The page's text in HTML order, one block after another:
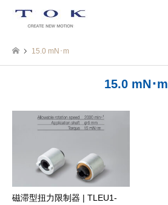
15.0 mN･m
15.0 mN･m
磁滞型扭力限制器 | TLEU1-